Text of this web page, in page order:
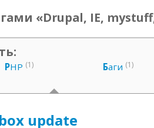
«Drupal, IE,
PHP (1) Баги (1)
update